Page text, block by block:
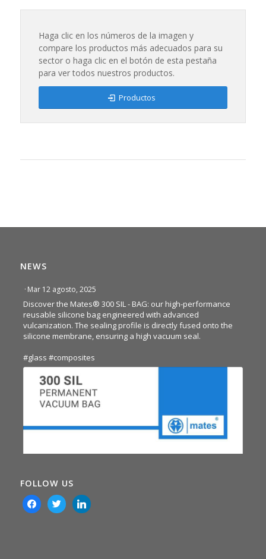
Haga clic en los números de la imagen y
compare los productos más adecuados para su
sector o haga clic en el botón de esta pestaña
para ver todos nuestros productos.
Productos
NEWS
· Mar 12 agosto, 2025
Discover the Mates® 300 SIL - BAG: our high-performance
reusable silicone bag engineered with advanced
vulcanization. The sealing profile is directly fused onto the
silicone membrane, ensuring a high vacuum seal.
#glass #composites
FOLLOW US
facebooktwitterlinkedin